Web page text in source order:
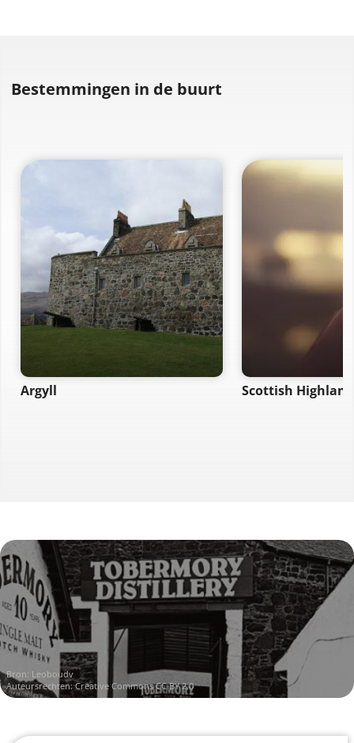
Bestemmingen in de buurt
Argyll Scottish
Bron: Leoboudv
Auteursrechten:Creative Commons CC BY 2.0